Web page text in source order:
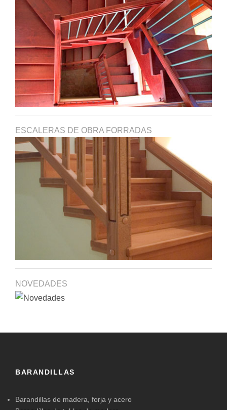
ESCALERAS DE OBRA FORRADAS
NOVEDADES
BARANDILLAS
Barandillas de madera, forja y acero